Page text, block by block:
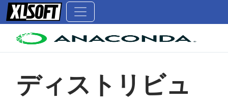
ディストリビュ